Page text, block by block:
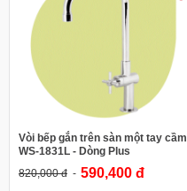
820,000 đ
Thương hiệu:
Xuất xứ:
Vật liệu:
SS-304
Tên sản phẩm:
Vòi bếp gắn trên
sàn WS-1831L - Dòng Plus
Mã sản phẩm: WS-1831L
Phụ kiện inox nhà tắm
XEM CHI TIẾT
Vòi bếp gắn trên sàn một tay cầm
WS-1831L - Dòng Plus
820,000 đ
590,400 đ